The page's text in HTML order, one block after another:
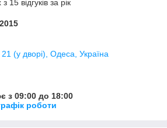
15 відгуків за рік
(у дворі), Одеса, Україна
з 09:00 до 18:00
роботи